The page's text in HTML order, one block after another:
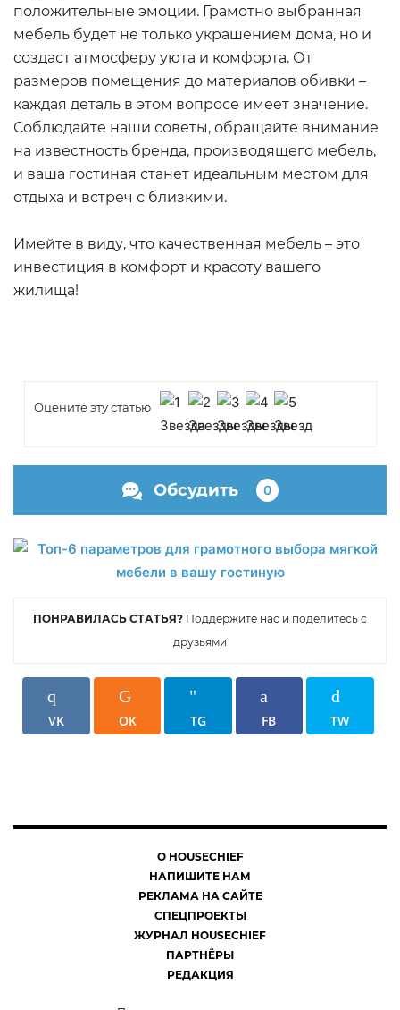
положительные эмоции. Грамотно выбранная
мебель будет не только украшением дома, но и
создаст атмосферу уюта и комфорта. От
размеров помещения до материалов обивки –
каждая деталь в этом вопросе имеет значение.
Соблюдайте наши советы, обращайте внимание
на известность бренда, производящего мебель,
и ваша гостиная станет идеальным местом для
отдыха и встреч с близкими.
Имейте в виду, что качественная мебель – это
инвестиция в комфорт и красоту вашего
жилища!
Оцените эту статью
Обсудить 0
ПОНРАВИЛАСЬ СТАТЬЯ? Поддержите нас и поделитесь с
друзьями
VK OK TG FB TW
О HOUSECHIEF
НАПИШИТЕ НАМ
РЕКЛАМА НА САЙТЕ
СПЕЦПРОЕКТЫ
ЖУРНАЛ HOUSECHIEF
ПАРТНЁРЫ
РЕДАКЦИЯ